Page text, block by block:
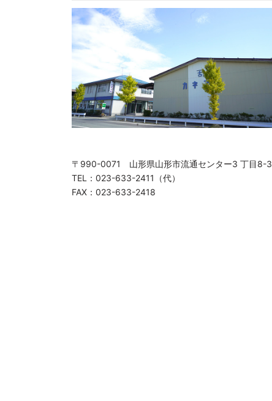
〒990-0071 山形県山形市流通センター3 丁目8-3
TEL：023-633-2411（代）
FAX：023-633-2418